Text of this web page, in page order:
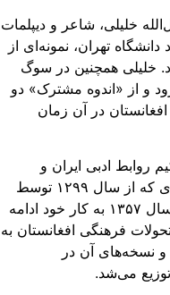
خلیلی، شاعر و دیپلمات
تهران، نمونه‌ای از
خلیلی همچنین در سوگ
و از «اندوه مشترک» دو
در آن زمان
ادبی ایران و
افغانستان داشت «ارمغان» بود، نشریه‌ای که از سال ۱۲۹۹ توسط
«انجمن ادبی ایران» منتشر می‌شد و تا سال ۱۳۵۷ به کار خود ادامه
فرهنگی افغانستان به
نسخه‌های آن در
می‌شد.